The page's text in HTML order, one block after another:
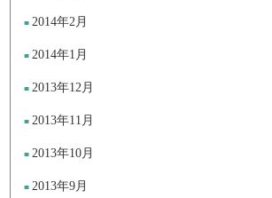
2014年2月
2014年1月
2013年12月
2013年11月
2013年10月
2013年9月